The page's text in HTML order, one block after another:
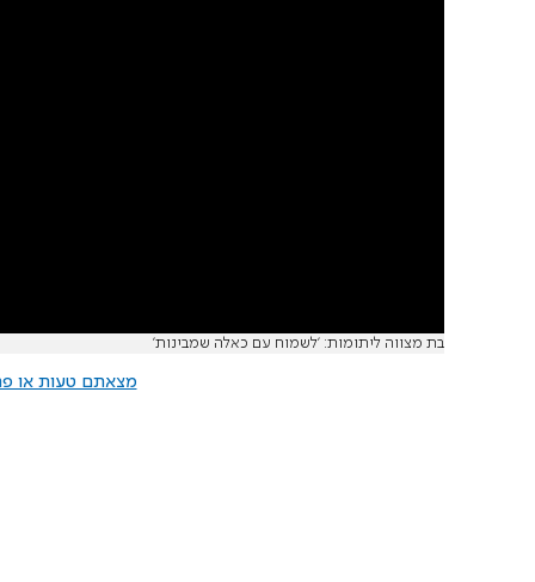
בת מצווה ליתומות: 'לשמוח עם כאלה שמבינות'
מצאתם טעות או